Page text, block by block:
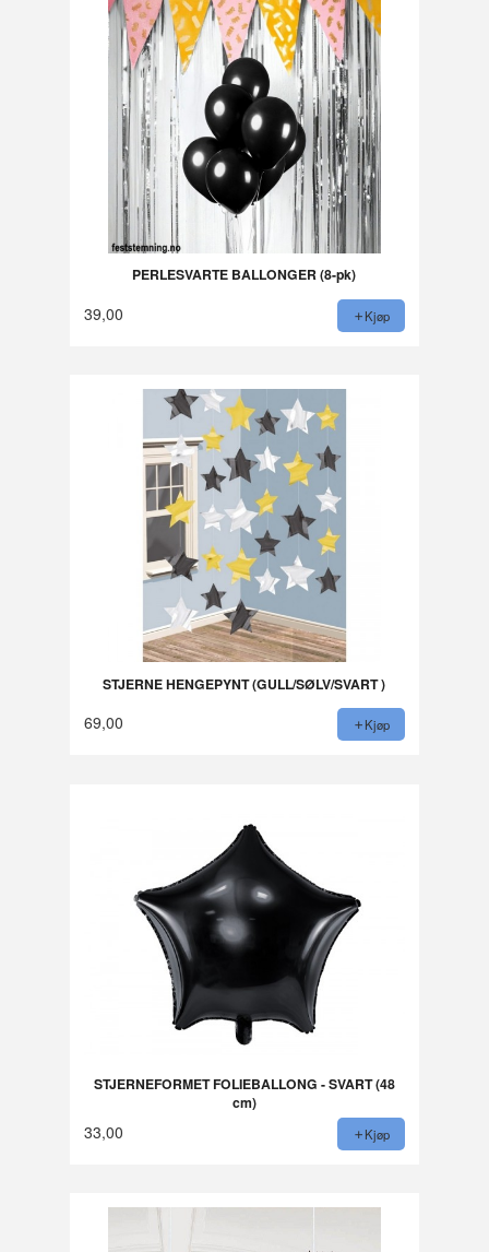
PERLESVARTE BALLONGER (8-pk)
39,00 Kjøp
STJERNE HENGEPYNT (GULL/SØLV/SVART )
69,00 Kjøp
STJERNEFORMET FOLIEBALLONG - SVART (48
cm)
33,00 Kjøp